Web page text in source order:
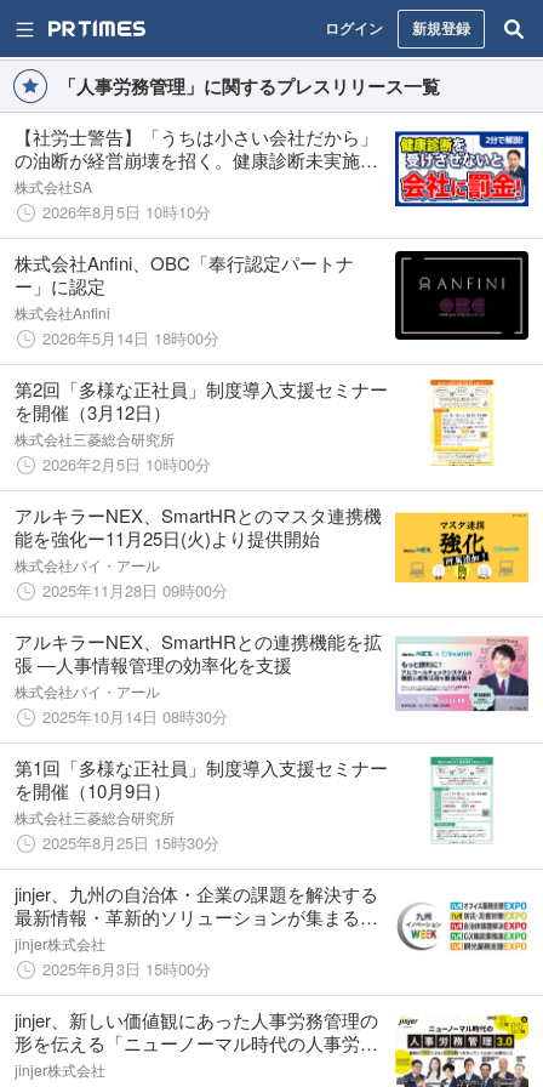
ログイン 新規登録
「人事労務管理」に関するプレスリリース一覧
【社労士警告】「うちは小さい会社だから」
の油断が経営崩壊を招く。健康診断未実施に
よる50万円の罰金と、恐ろしい“安全配慮義務
違反”の全貌
株式会社SA
2026年8月5日 10時10分
株式会社Anfini、OBC「奉行認定パートナ
ー」に認定
株式会社Anfini
2026年5月14日 18時00分
第2回「多様な正社員」制度導入支援セミナー
を開催（3月12日）
株式会社三菱総合研究所
2026年2月5日 10時00分
アルキラーNEX、SmartHRとのマスタ連携機
能を強化ー11月25日(火)より提供開始
株式会社パイ・アール
2025年11月28日 09時00分
アルキラーNEX、SmartHRとの連携機能を拡
張 ―人事情報管理の効率化を支援
株式会社パイ・アール
2025年10月14日 08時30分
第1回「多様な正社員」制度導入支援セミナー
を開催（10月9日）
株式会社三菱総合研究所
2025年8月25日 15時30分
jinjer、九州の自治体・企業の課題を解決する
最新情報・革新的ソリューションが集まるビ
ジネス展示会「九州イノベーションWEEK」
に出展ー2025年6月4日(水)～6月5日(木) @マ
リンメッセ福岡ー
jinjer株式会社
2025年6月3日 15時00分
jinjer、新しい価値観にあった人事労務管理の
形を伝える「ニューノーマル時代の人事労務
管理3.0」を開催
jinjer株式会社